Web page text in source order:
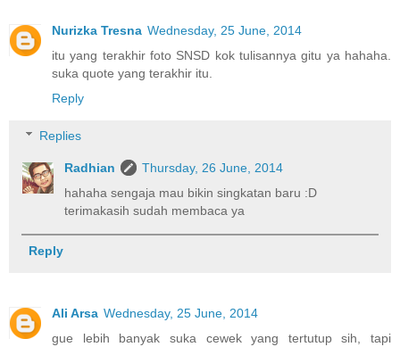
Nurizka Tresna Wednesday, 25 June, 2014
itu yang terakhir foto SNSD kok tulisannya gitu ya hahaha.
suka quote yang terakhir itu.
Reply
Replies
Radhian
Thursday, 26 June, 2014
hahaha sengaja mau bikin singkatan baru :D
terimakasih sudah membaca ya
Reply
Ali Arsa Wednesday, 25 June, 2014
gue lebih banyak suka cewek yang tertutup sih, tapi